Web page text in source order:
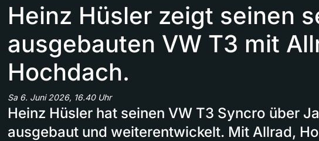
Heinz Hüsler zeigt seinen
ausgebauten VW T3 mit
Hochdach.
Sa 6. Juni 2026, 16.40 Uhr
Heinz Hüsler hat seinen VW T3 Syncro über
ausgebaut und weiterentwickelt. Mit Allrad,